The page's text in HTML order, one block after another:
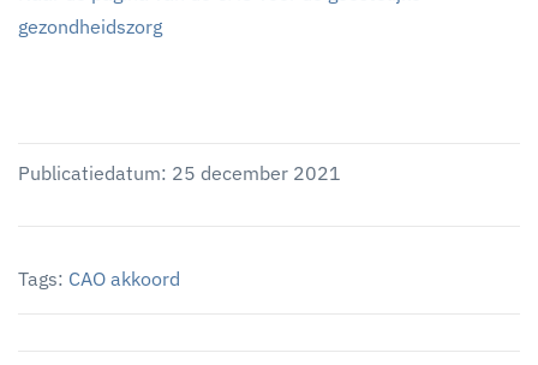
gezondheidszorg
Publicatiedatum: 25 december 2021
Tags: CAO akkoord